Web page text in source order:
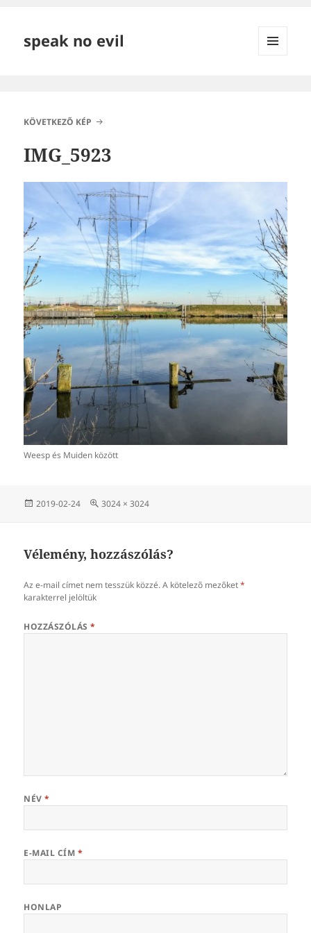
speak no evil
KÖVETKEZŐ KÉP
IMG_5923
Weesp és Muiden között
Közzétéve
2019-02-24
Teljes
3024 × 3024
Vélemény, hozzászólás?
Az e-mail címet nem tesszük közzé. A kötelező mezőket*
karakterrel jelöltük
HOZZÁSZÓLÁS*
NÉV*
E-MAIL CÍM *
HONLAP